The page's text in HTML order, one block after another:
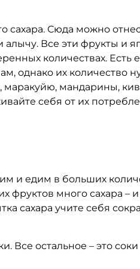
сахара. Сюда можно
алычу. Все эти фрукты и
количествах. Есть
однако их количество
маракуйю, мандарины,
себя от их
и едим в больших
фруктов много сахара – и
сахара учите себя
Все остальное – это